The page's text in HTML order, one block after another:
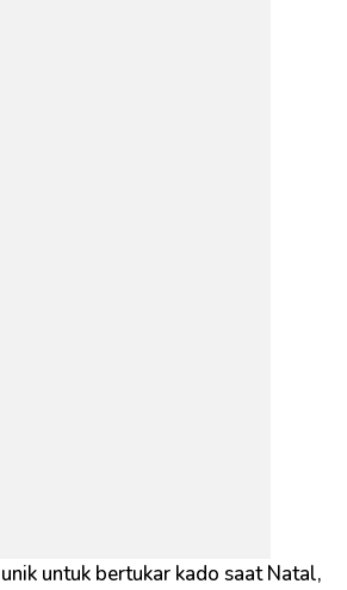
untuk bertukar kado saat Natal,